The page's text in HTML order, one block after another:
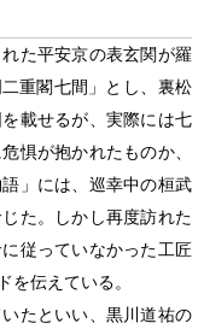
た平安京の表玄関が羅
二重閣七間 」とし、裏松
載せるが、実際には七
惧が抱かれたものか、
」には、巡幸中の桓武
た。しかし再度訪れた
従っていなかった工匠
を伝えている。
たといい、黒川道祐の